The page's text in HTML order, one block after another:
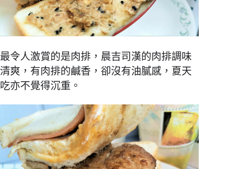
最令人激賞的是肉排，晨吉司漢的肉排調味
清爽，有肉排的鹹香，卻沒有油膩感，夏天
吃亦不覺得沉重。